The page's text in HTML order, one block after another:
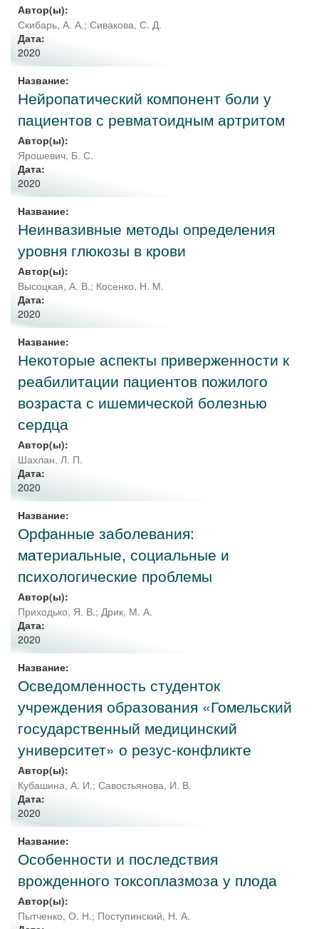
Автор(ы):
Скибарь, А. А.; Сивакова, С. Д.
Дата:
2020
Название:
Нейропатический компонент боли у
пациентов с ревматоидным артритом
Автор(ы):
Ярошевич, Б. С.
Дата:
2020
Название:
Неинвазивные методы определения
уровня глюкозы в крови
Автор(ы):
Высоцкая, А. В.; Косенко, Н. М.
Дата:
2020
Название:
Некоторые аспекты приверженности к
реабилитации пациентов пожилого
возраста с ишемической болезнью
сердца
Автор(ы):
Шахлан, Л. П.
Дата:
2020
Название:
Орфанные заболевания:
материальные, социальные и
психологические проблемы
Автор(ы):
Приходько, Я. В.; Дрик, М. А.
Дата:
2020
Название:
Осведомленность студенток
учреждения образования «Гомельский
государственный медицинский
университет» о резус-конфликте
Автор(ы):
Кубашина, А. И.; Савостьянова, И. В.
Дата:
2020
Название:
Особенности и последствия
врожденного токсоплазмоза у плода
Автор(ы):
Пытченко, О. Н.; Поступинский, Н. А.